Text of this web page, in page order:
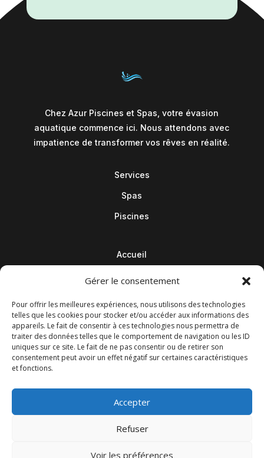
Gérer le consentement
Pour offrir les meilleures expériences, nous utilisons des technologies
telles que les cookies pour stocker et/ou accéder aux informations des
appareils. Le fait de consentir à ces technologies nous permettra de
traiter des données telles que le comportement de navigation ou les ID
uniques sur ce site. Le fait de ne pas consentir ou de retirer son
consentement peut avoir un effet négatif sur certaines caractéristiques
et fonctions.
Accepter
Refuser
Voir les préférences
Chez Azur Piscines et Spas, votre évasion
aquatique commence ici. Nous attendons avec
impatience de transformer vos rêves en réalité.
Services
Spas
Piscines
Accueil
© M Development 2026– Mentions légales